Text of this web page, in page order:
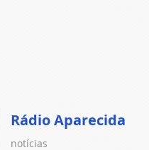
Rádio Aparecida
notícias